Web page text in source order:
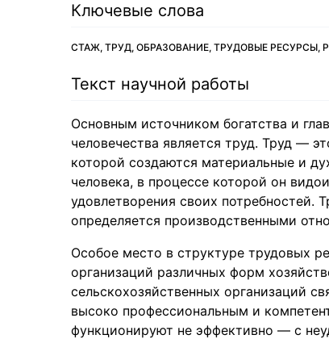
Ключевые слова
СТАЖ, ТРУД, ОБРАЗОВАНИЕ, ТРУДОВЫЕ
Текст научной работы
Основным источником богатства и
человечества является труд. Труд —
которой создаются материальные и
человека, в процессе которой он
удовлетворения своих потребностей.
определяется производственными
Особое место в структуре трудовых
организаций различных форм
сельскохозяйственных организаций
высоко профессиональным и
функционируют не эффективно — с